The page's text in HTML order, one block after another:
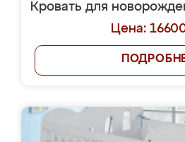
Кровать для
Цена: